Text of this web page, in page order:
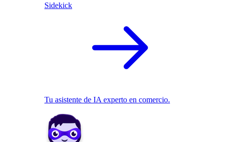
Sidekick
Tu asistente de IA experto en comercio.